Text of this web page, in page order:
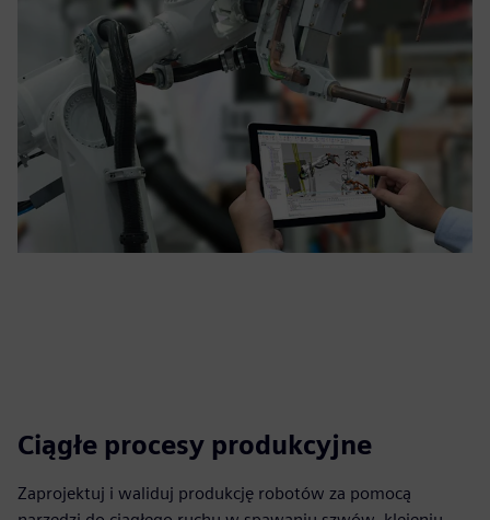
Ciągłe procesy produkcyjne
Zaprojektuj i waliduj produkcję robotów za pomocą